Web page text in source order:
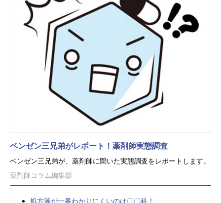
ベンゼン三兄弟がレポート！薬剤師実態調査
ベンゼン三兄弟が、薬剤師に聞いた実態調査をレポートします。
薬剤師コラム編集部
処方箋が一番わかりにくいのは〇〇科！